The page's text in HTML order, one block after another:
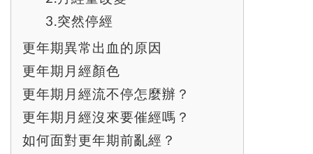
3.突然停經
更年期異常出血的原因
更年期月經顏色
更年期月經流不停怎麼辦？
更年期月經沒來要催經嗎？
如何面對更年期前亂經？